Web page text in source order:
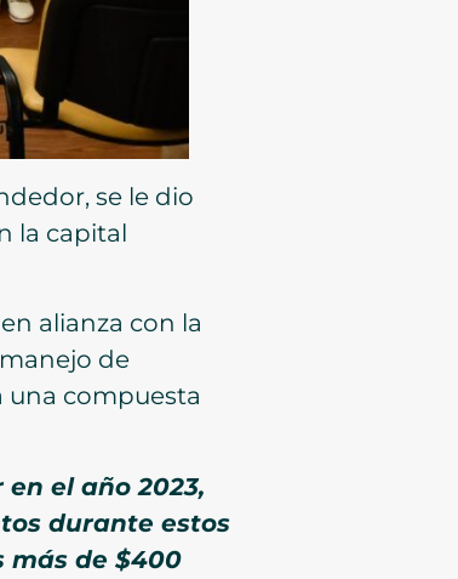
se le dio
la capital
alianza con la
de
una compuesta
el año 2023,
durante estos
más de $400